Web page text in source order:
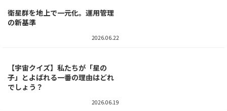
【宇宙クイズ】私たちが「星の